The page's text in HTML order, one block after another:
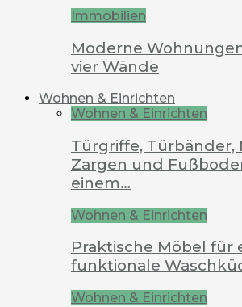
Immobilien
Moderne
vier Wände
Wohnen & Einrichten
Wohnen & Einrichten
Türgriffe, Türbänder,
Zargen und
einem…
Wohnen & Einrichten
Praktische Möbel für
funktionale
Wohnen & Einrichten